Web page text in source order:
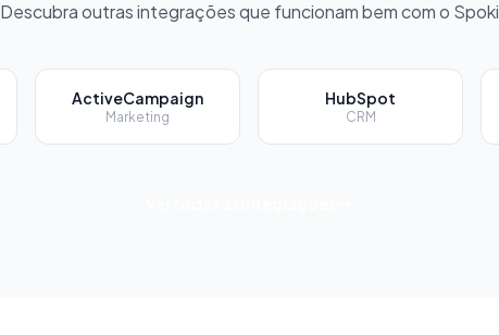
Descubra outras integrações que funcionam bem com o Spoki
ActiveCampaign
Marketing
HubSpot
CRM